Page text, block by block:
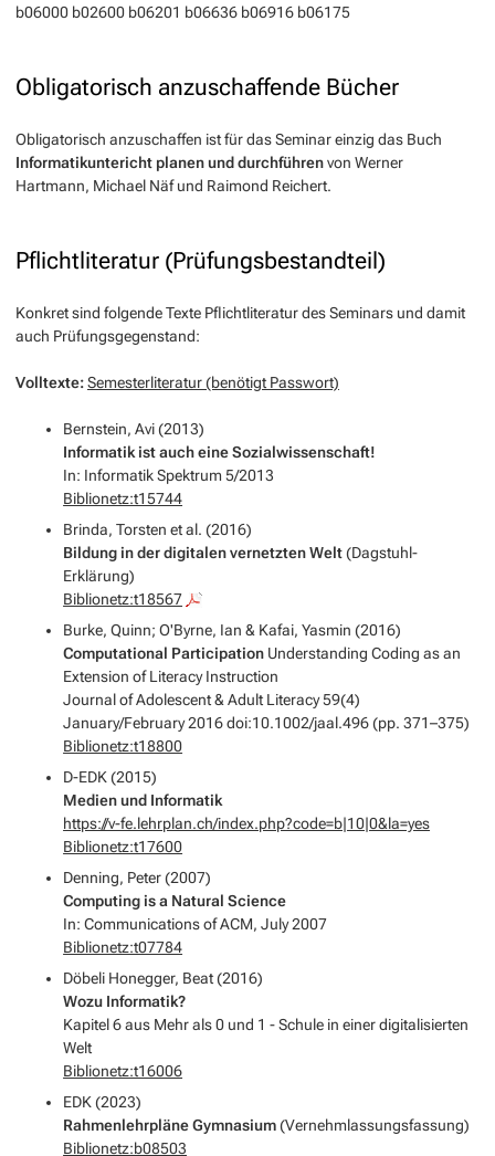
b06000 b02600 b06201 b06636 b06916 b06175
Obligatorisch anzuschaffende Bücher
Obligatorisch anzuschaffen ist für das Seminar einzig das Buch
Informatikuntericht planen und durchführenvon Werner
Hartmann, Michael Näf und Raimond Reichert.
Pflichtliteratur (Prüfungsbestandteil)
Konkret sind folgende Texte Pflichtliteratur des Seminars und damit
auch Prüfungsgegenstand:
Volltexte:Semesterliteratur (benötigt Passwort)
Bernstein, Avi (2013)
Informatik ist auch eine Sozialwissenschaft!
In: Informatik Spektrum 5/2013
Biblionetz:t15744
Brinda, Torsten et al. (2016)
Bildung in der digitalen vernetzten Welt(Dagstuhl-
Erklärung)
Biblionetz:t18567
Burke, Quinn; O'Byrne, Ian & Kafai, Yasmin (2016)
Computational Participation Understanding Coding as an
Extension of Literacy Instruction
Journal of Adolescent & Adult Literacy 59(4)
January/February 2016 doi:10.1002/jaal.496 (pp. 371–375)
Biblionetz:t18800
D-EDK (2015)
Medien und Informatik
https://v-fe.lehrplan.ch/index.php?code=b|10|0&la=yes
Biblionetz:t17600
Denning, Peter (2007)
Computing is a Natural Science
In: Communications of ACM, July 2007
Biblionetz:t07784
Döbeli Honegger, Beat (2016)
Wozu Informatik?
Kapitel 6 aus Mehr als 0 und 1 - Schule in einer digitalisierten
Welt
Biblionetz:t16006
EDK (2023)
Rahmenlehrpläne Gymnasium(Vernehmlassungsfassung)
Biblionetz:b08503